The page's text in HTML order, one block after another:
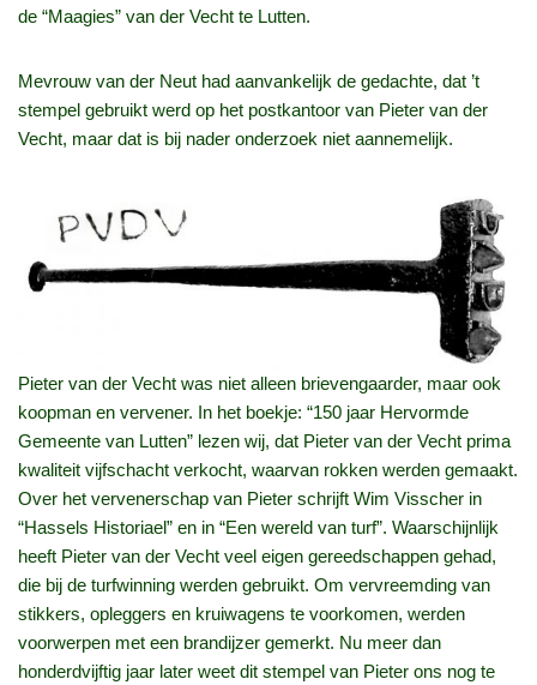
de “Maagies” van der Vecht te Lutten.
Mevrouw van der Neut had aanvankelijk de gedachte, dat ’t
stempel gebruikt werd op het postkantoor van Pieter van der
Vecht, maar dat is bij nader onderzoek niet aannemelijk.
Pieter van der Vecht was niet alleen brievengaarder, maar ook
koopman en vervener. In het boekje: “150 jaar Hervormde
Gemeente van Lutten” lezen wij, dat Pieter van der Vecht prima
kwaliteit vijfschacht verkocht, waarvan rokken werden gemaakt.
Over het vervenerschap van Pieter schrijft Wim Visscher in
“Hassels Historiael” en in “Een wereld van turf”. Waarschijnlijk
heeft Pieter van der Vecht veel eigen gereedschappen gehad,
die bij de turfwinning werden gebruikt. Om vervreemding van
stikkers, opleggers en kruiwagens te voorkomen, werden
voorwerpen met een brandijzer gemerkt. Nu meer dan
honderdvijftig jaar later weet dit stempel van Pieter ons nog te